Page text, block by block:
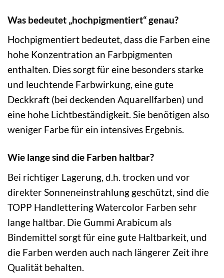
Was bedeutet „hochpigmentiert“ genau?
Hochpigmentiert bedeutet, dass die Farben eine
hohe Konzentration an Farbpigmenten
enthalten. Dies sorgt für eine besonders starke
und leuchtende Farbwirkung, eine gute
Deckkraft (bei deckenden Aquarellfarben) und
eine hohe Lichtbeständigkeit. Sie benötigen also
weniger Farbe für ein intensives Ergebnis.
Wie lange sind die Farben haltbar?
Bei richtiger Lagerung, d.h. trocken und vor
direkter Sonneneinstrahlung geschützt, sind die
TOPP Handlettering Watercolor Farben sehr
lange haltbar. Die Gummi Arabicum als
Bindemittel sorgt für eine gute Haltbarkeit, und
die Farben werden auch nach längerer Zeit ihre
Qualität behalten.